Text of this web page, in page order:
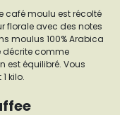
café moulu est récolté
florale avec des notes
moulus 100% Arabica
décrite comme
est équilibré. Vous
kilo.